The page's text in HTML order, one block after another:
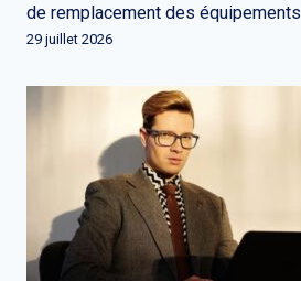
de remplacement des équipements
29 juillet 2026